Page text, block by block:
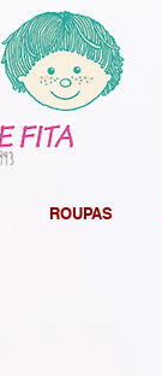
ROUPAS